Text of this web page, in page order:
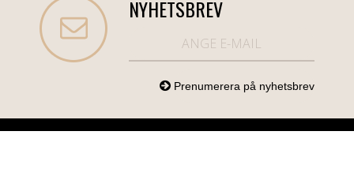
NYHETSBREV